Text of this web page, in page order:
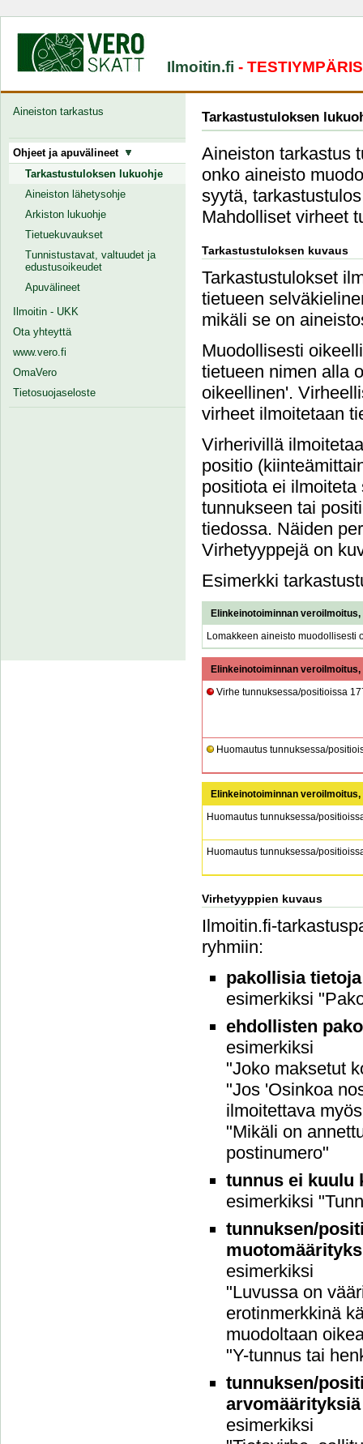
Ilmoitin.fi -
Aineiston tarkastus
Ohjeet ja apuvälineet
Tarkastustuloksen lukuohje
Aineiston lähetysohje
Arkiston lukuohje
Tietuekuvaukset
Tunnistustavat, valtuudet ja
edustusoikeudet
Apuvälineet
Ilmoitin - UKK
Ota yhteyttä
www.vero.fi
OmaVero
Tietosuojaseloste
Tarkastustuloksen
Aineiston tarkastus
onko aineisto
syytä,
Mahdolliset virheet
Tarkastustuloksen kuvaus
Tarkastustulokset
tietueen
mikäli se on
Muodollisesti
tietueen nimen alla
oikeellinen'.
virheet ilmoitetaan
Virherivillä
positio
positiota ei
tunnukseen tai
tiedossa. Näiden
Virhetyyppejä on
Esimerkki
Elinkeinotoiminnan
Lomakkeen aineisto muodollisesti
Elinkeinotoiminnan
Virhe tunnuksessa/positioissa
Huomautus tunnuksessa/
Elinkeinotoiminnan
Huomautus tunnuksessa/
Huomautus tunnuksessa/
Virhetyyppien kuvaus
Ilmoitin.fi-
ryhmiin:
pakollisia
esimerkiksi
ehdollisten
esimerkiksi
"Joko maksetut
"Jos 'Osinkoa
ilmoitettava
"Mikäli on
postinumero"
tunnus ei kuulu
esimerkiksi
tunnuksen/
esimerkiksi
"Luvussa on
erotinmerkkinä
muodoltaan
"Y-tunnus tai
tunnuksen/
arvomäärityksiä
esimerkiksi